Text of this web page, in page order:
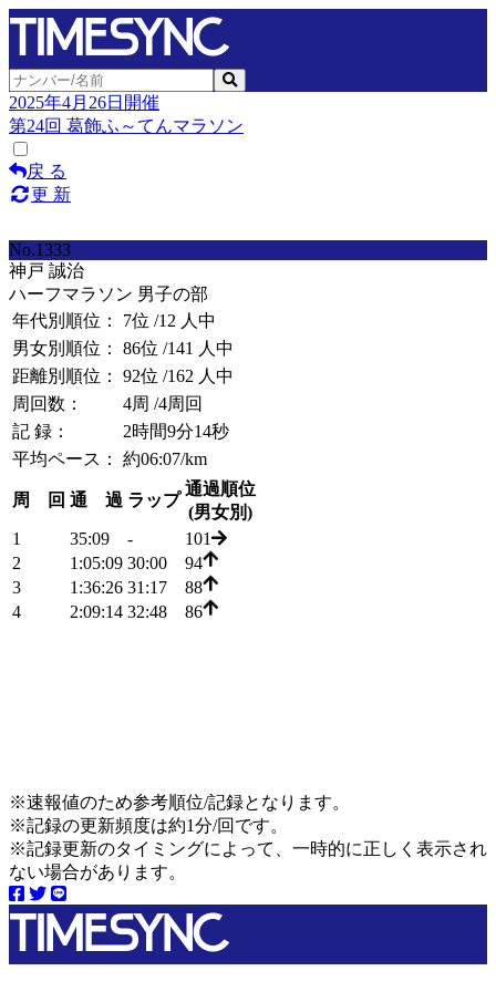
2025年4月26日開催
第24回 葛飾ふ～てんマラソン
戻 る
更 新
No.1333
神戸 誠治
ハーフマラソン 男子の部
年代別順位：
7位 /12 人中
男女別順位：
86位 /141 人中
距離別順位：
92位 /162 人中
周回数：
4周 /4周回
記 録：
2時間9分14秒
平均ペース：
約06:07/km
周 回 通 過 ラップ
通過順位
(男女別)
1
35:09 -
101
2
1:05:09 30:00
94
3
1:36:26 31:17
88
4
2:09:14 32:48 86
※速報値のため参考順位/記録となります。
※記録の更新頻度は約1分/回です。
※記録更新のタイミングによって、一時的に正しく表示され
ない場合があります。